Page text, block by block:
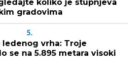
koliko je stupnjeva
gradovima
5.
ledenog vrha: Troje
se na 5.895 metara visoki